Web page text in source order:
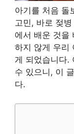
아기를 처음 돌
고민, 바로 젖
에서 배운 것을
하지 않게 우리
게 되었습니다.
수 있으니, 이
다.